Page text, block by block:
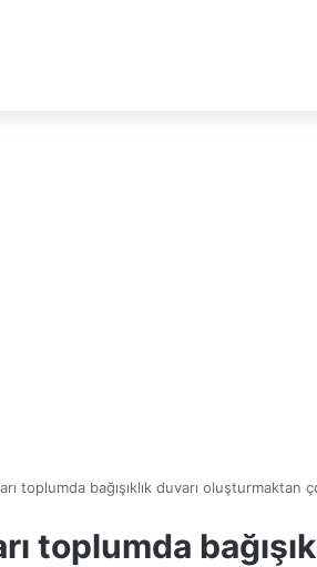
toplumda bağışıklık duvarı oluşturmaktan
toplumda